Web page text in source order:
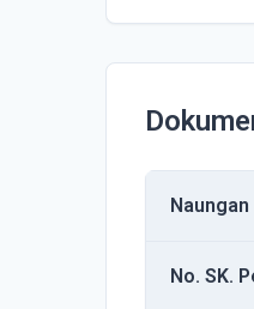
Naungan
No. SK.